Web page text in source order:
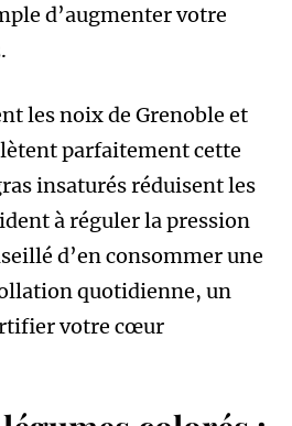
d’augmenter votre
les noix de Grenoble et
parfaitement cette
insaturés réduisent les
à réguler la pression
d’en consommer une
quotidienne, un
votre cœur